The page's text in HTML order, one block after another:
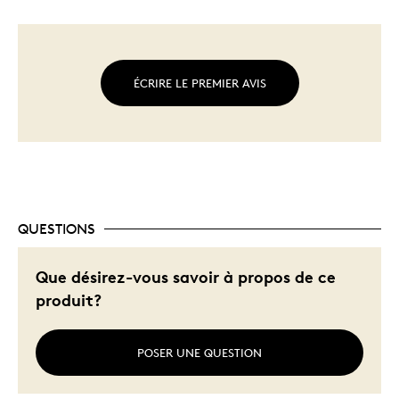
ÉCRIRE LE PREMIER AVIS
QUESTIONS
Que désirez-vous savoir à propos de ce
produit?
POSER UNE QUESTION